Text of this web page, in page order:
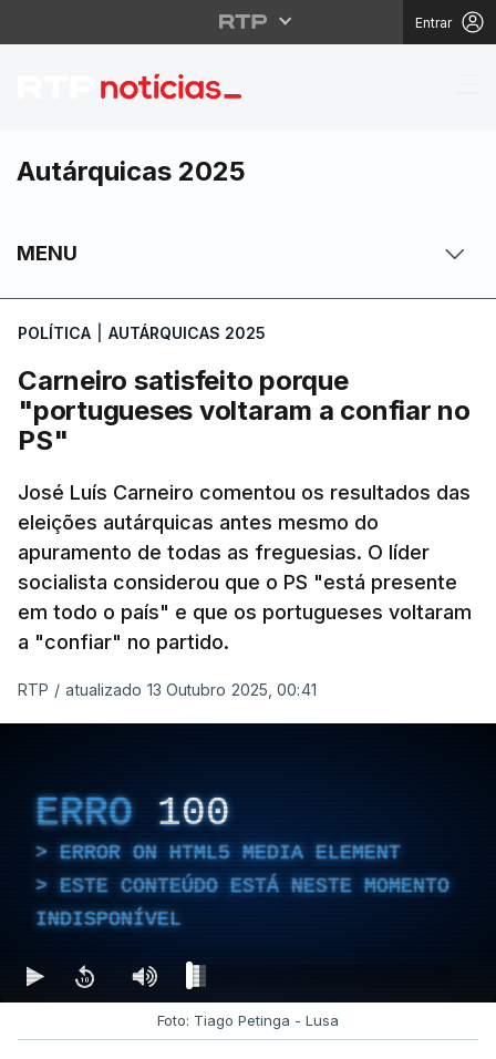
Entrar
Carneiro satisfeito
Autárquicas 2025
MENU
POLÍTICA AUTÁRQUICAS 2025
Carneiro satisfeito porque
"portugueses voltaram a confiar no
PS"
José Luís Carneiro comentou os resultados das
eleições autárquicas antes mesmo do
apuramento de todas as freguesias. O líder
socialista considerou que o PS "está presente
em todo o país" e que os portugueses voltaram
a "confiar" no partido.
RTP / atualizado 13 Outubro 2025, 00:41
ERRO 100
ERROR ON HTML5 MEDIA ELEMENT
ESTE CONTEÚDO ESTÁ NESTE MOMENTO
INDISPONÍVEL
Foto: Tiago Petinga - Lusa